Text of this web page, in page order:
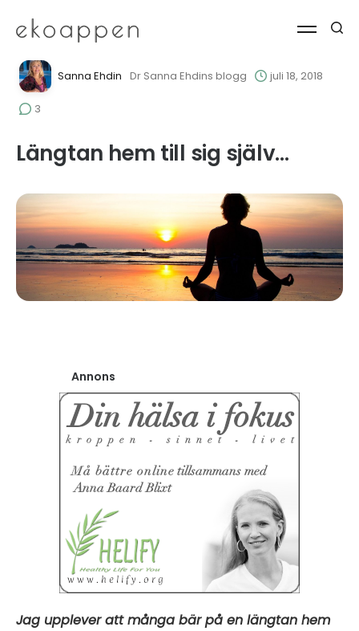
Sanna Ehdin Dr Sanna Ehdins blogg juli 18, 2018
3
Längtan hem till sig själv…
Annons
Jag upplever att många bär på en längtan hem